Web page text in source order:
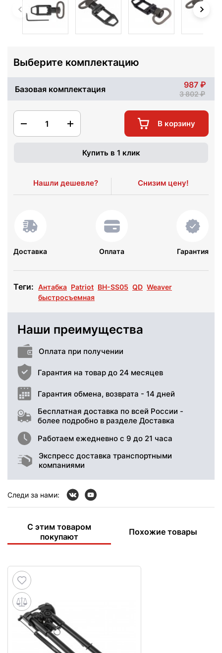
Выберите комплектацию
Базовая комплектация 987
3 802
1 В корзину
Купить в 1 клик
Нашли дешевле? Снизим цену!
Доставка Оплата Гарантия
Теги: Антабка Patriot BH-SS05 QD Weaver
быстросъемная
Наши преимущества
Оплата при получении
Гарантия на товар до 24 месяцев
Гарантия обмена, возврата - 14 дней
Бесплатная доставка по всей России -
более подробно в разделе Доставка
Работаем ежедневно с 9 до 21 часа
Экспресс доставка транспортными
компаниями
Следи за нами:
С этим товаром
покупают
Похожие товары